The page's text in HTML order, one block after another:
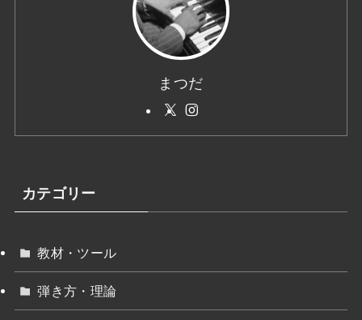
まつだ
カテゴリー
教材・ツール
弾き方・理論